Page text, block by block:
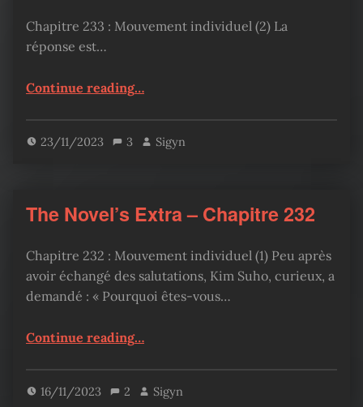
Chapitre 233 : Mouvement individuel (2) La
réponse est…
Continue reading“The Novel’s Extra – Chapitre 233”
…
23/11/2023 3 Sigyn
The Novel’s Extra – Chapitre 232
Chapitre 232 : Mouvement individuel (1) Peu après
avoir échangé des salutations, Kim Suho, curieux, a
demandé : « Pourquoi êtes-vous…
Continue reading“The Novel’s Extra – Chapitre 232”
…
16/11/2023 2 Sigyn